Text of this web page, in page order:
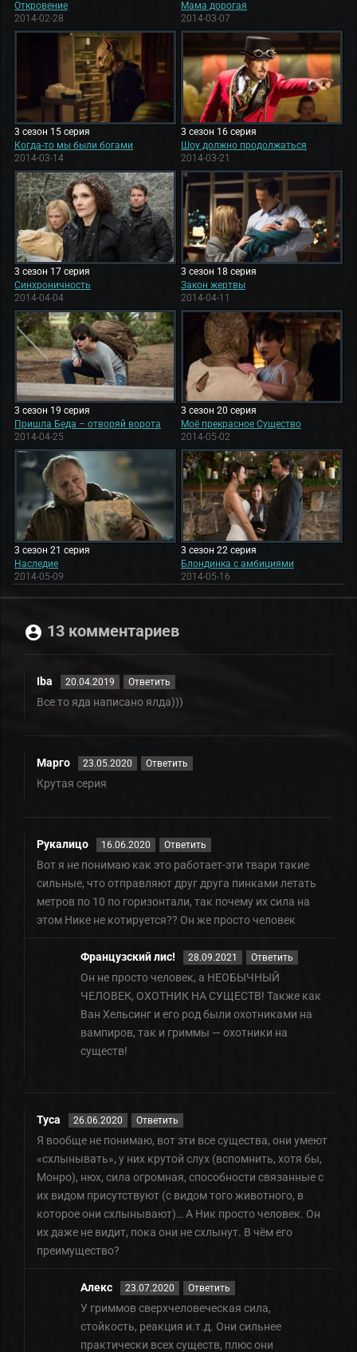
Откровение
2014-02-28
Мама дорогая
2014-03-07
3 сезон 15 серия
Когда-то мы были богами
2014-03-14
3 сезон 16 серия
Шоу должно продолжаться
2014-03-21
3 сезон 17 серия
Синхроничность
2014-04-04
3 сезон 18 серия
Закон жертвы
2014-04-11
3 сезон 19 серия
Пришла Беда – отворяй ворота
2014-04-25
3 сезон 20 серия
Моё прекрасное Существо
2014-05-02
3 сезон 21 серия
Наследие
2014-05-09
3 сезон 22 серия
Блондинка с амбициями
2014-05-16
13 комментариев
Iba 20.04.2019 Ответить
Все то яда написано ялда)))
Марго 23.05.2020 Ответить
Крутая серия
Рукалицо 16.06.2020 Ответить
Вот я не понимаю как это работает-эти твари такие
сильные, что отправляют друг друга пинками летать
метров по 10 по горизонтали, так почему их сила на
этом Нике не котируется?? Он же просто человек
Французский лис! 28.09.2021 Ответить
Он не просто человек, а НЕОБЫЧНЫЙ
ЧЕЛОВЕК, ОХОТНИК НА СУЩЕСТВ! Также как
Ван Хельсинг и его род были охотниками на
вампиров, так и гриммы — охотники на
существ!
Туса 26.06.2020 Ответить
Я вообще не понимаю, вот эти все существа, они умеют
«схлынывать», у них крутой слух (вспомнить, хотя бы,
Монро), нюх, сила огромная, способности связанные с
их видом присутствуют (с видом того животного, в
которое они схлынывают)… А Ник просто человек. Он
их даже не видит, пока они не схлынут. В чём его
преимущество?
Алекс 23.07.2020 Ответить
У гриммов сверхчеловеческая сила,
стойкость, реакция и.т.д. Они сильнее
практически всех существ, плюс они